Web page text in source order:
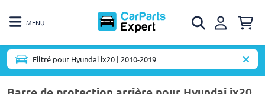
MENU
Filtré pour Hyundai ix20 | 2010-2019